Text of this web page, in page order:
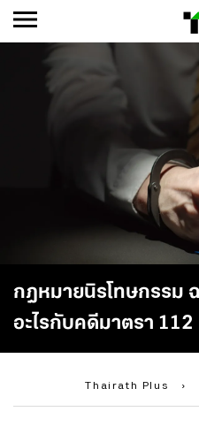
กฎหมายนิรโทษกรรม
อะไรกับคดีมาตรา 112
Thairath Plus ›
-ก